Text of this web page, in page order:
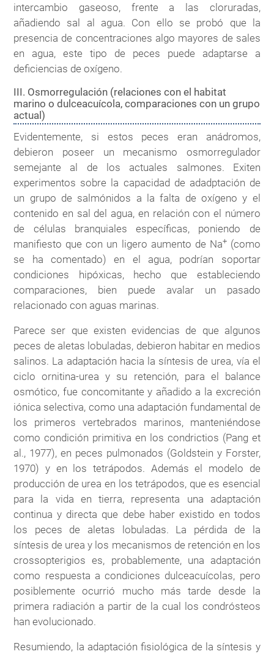
intercambio gaseoso, frente a las cloruradas,
añadiendo sal al agua. Con ello se probó que la
presencia de concentraciones algo mayores de sales
en agua, este tipo de peces puede adaptarse a
deficiencias de oxígeno.
III. Osmorregulación (relaciones con el habitat
marino o dulceacuícola, comparaciones con un grupo
actual)
Evidentemente, si estos peces eran anádromos,
debieron poseer un mecanismo osmorregulador
semejante al de los actuales salmones. Exiten
experimentos sobre la capacidad de adadptación de
un grupo de salmónidos a la falta de oxígeno y el
contenido en sal del agua, en relación con el número
de células branquiales específicas, poniendo de
manifiesto que con un ligero aumento de Na+(como
se ha comentado) en el agua, podrían soportar
condiciones hipóxicas, hecho que estableciendo
comparaciones, bien puede avalar un pasado
relacionado con aguas marinas.
Parece ser que existen evidencias de que algunos
peces de aletas lobuladas, debieron habitar en medios
salinos. La adaptación hacia la síntesis de urea, vía el
ciclo ornitina-urea y su retención, para el balance
osmótico, fue concomitante y añadido a la excreción
iónica selectiva, como una adaptación fundamental de
los primeros vertebrados marinos, manteniéndose
como condición primitiva en los condrictios (Pang et
al., 1977), en peces pulmonados (Goldstein y Forster,
1970) y en los tetrápodos. Además el modelo de
producción de urea en los tetrápodos, que es esencial
para la vida en tierra, representa una adaptación
continua y directa que debe haber existido en todos
los peces de aletas lobuladas. La pérdida de la
síntesis de urea y los mecanismos de retención en los
crossopterigios es, probablemente, una adaptación
como respuesta a condiciones dulceacuícolas, pero
posiblemente ocurrió mucho más tarde desde la
primera radiación a partir de la cual los condrósteos
han evolucionado.
Resumiendo, la adaptación fisiológica de la síntesis y